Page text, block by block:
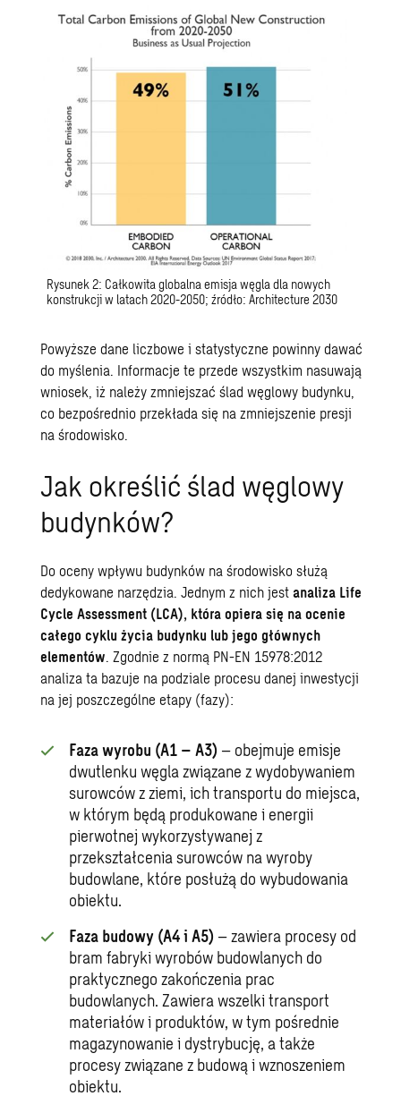
Rysunek 2: Całkowita globalna emisja węgla dla nowych
konstrukcji w latach 2020-2050; źródło: Architecture 2030
Powyższe dane liczbowe i statystyczne powinny dawać
do myślenia. Informacje te przede wszystkim nasuwają
wniosek, iż należy zmniejszać ślad węglowy budynku,
co bezpośrednio przekłada się na zmniejszenie presji
na środowisko.
Jak określić ślad węglowy
budynków?
Do oceny wpływu budynków na środowisko służą
dedykowane narzędzia. Jednym z nich jestanaliza Life
Cycle Assessment (LCA), która opiera się na ocenie
całego cyklu życia budynku lub jego głównych
elementów. Zgodnie z normą PN-EN 15978:2012
analiza ta bazuje na podziale procesu danej inwestycji
na jej poszczególne etapy (fazy):
Faza wyrobu (A1 – A3) – obejmuje emisje
dwutlenku węgla związane z wydobywaniem
surowców z ziemi, ich transportu do miejsca,
w którym będą produkowane i energii
pierwotnej wykorzystywanej z
przekształcenia surowców na wyroby
budowlane, które posłużą do wybudowania
obiektu.
Faza budowy (A4 i A5) – zawiera procesy od
bram fabryki wyrobów budowlanych do
praktycznego zakończenia prac
budowlanych. Zawiera wszelki transport
materiałów i produktów, w tym pośrednie
magazynowanie i dystrybucję, a także
procesy związane z budową i wznoszeniem
obiektu.